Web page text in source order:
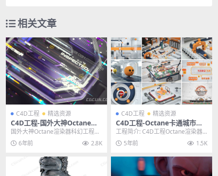
相关文章
C4D工程 精选资源
C4D工程-国外大神Octane渲
染器科幻工程文件分享
国外大神Octane渲染器科幻工程C4
D文件分享，国外大佬的付费C4D
工程文件，...
6年前 2.8K
C4D工程 精选资源
C4D工程-Octane卡通城市场
景包装片头动画工程
工程简介: C4D工程Octane渲染器
卡通城市场景包装片头动画工程，
现代科技生...
5年前 1.5K